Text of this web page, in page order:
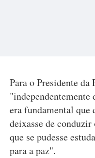
Para o Presidente da
era fundamental que
deixasse de conduzir
que se pudesse
para a paz".